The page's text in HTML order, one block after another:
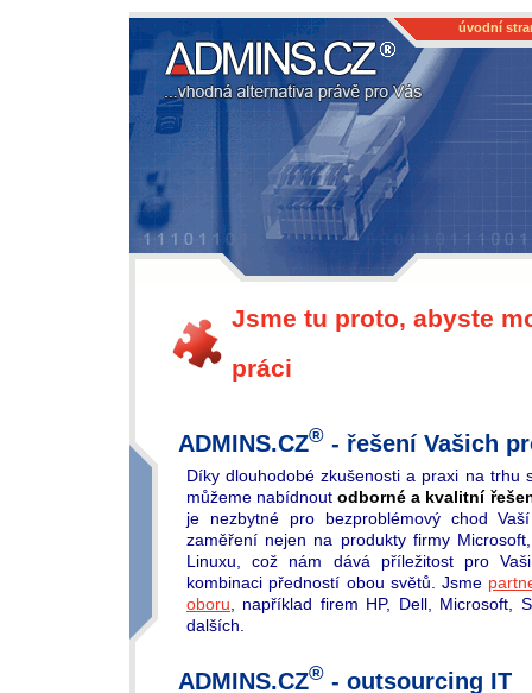
Jsme tu proto, abyste
práci
ADMINS.CZ® - řešení Vašich
Díky dlouhodobé zkušenosti a praxi na trhu
můžeme nabídnoutodborné a kvalitní
je nezbytné pro bezproblémový chod
zaměření nejen na produkty firmy
Linuxu, což nám dává příležitost pro
kombinaci předností obou světů. Jsme
oboru , například firem HP, Dell, Microsoft,
dalších.
ADMINS.CZ® - outsourcing IT
úvodní
Admins.cz - vhodná alternativa právě
pro Vás